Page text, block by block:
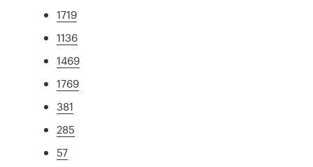
1719
1136
1469
1769
381
285
57